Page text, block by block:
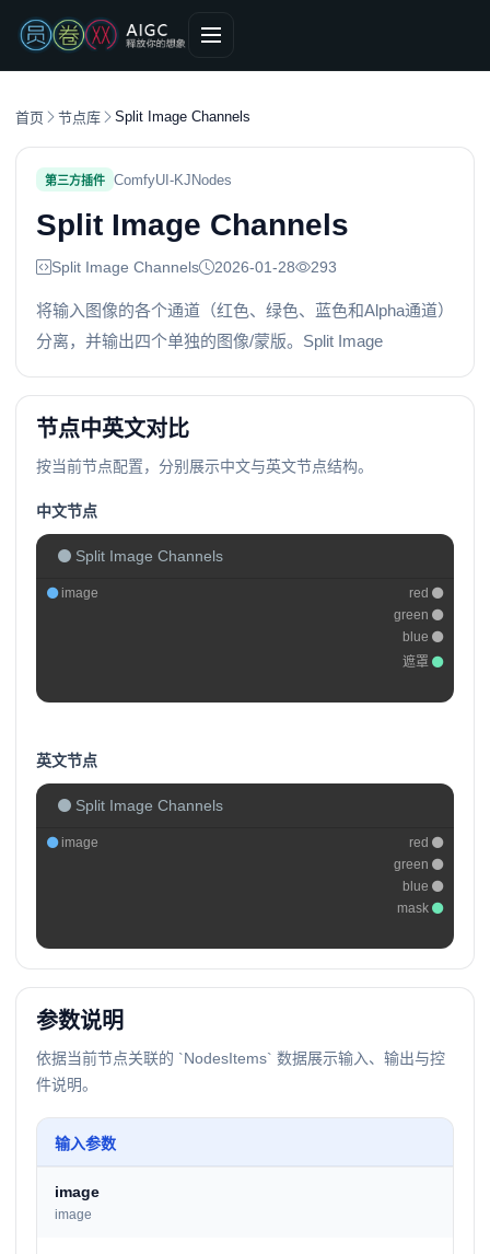
首页 节点库 Split Image Channels
第三方插件 ComfyUI-KJNodes
Split Image Channels
Split Image Channels 2026-01-28 293
将输入图像的各个通道（红色、绿色、蓝色和Alpha通道）
分离，并输出四个单独的图像/蒙版。Split Image
节点中英文对比
按当前节点配置，分别展示中文与英文节点结构。
中文节点
Split Image Channels
image
red
green
blue
遮罩
英文节点
Split Image Channels
image
red
green
blue
mask
参数说明
依据当前节点关联的 `NodesItems` 数据展示输入、输出与控
件说明。
输入参数
image
image